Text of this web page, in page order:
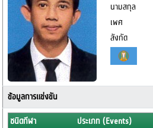
นามสกุล
เพศ
สังกัด
ข้อมูลการแข่งขัน
ชนิดกีฬา
ประเภท (Events)